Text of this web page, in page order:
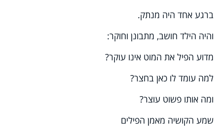
ברגע אחד היה מנתק.
והיה הילד חושב, מתבונן וחוקר:
מדוע הפיל את המוט אינו עוקר?
למה עומד לו כאן בחצר?
ומה אותו פשוט עוצר?
שמע הקושיה מאמן הפילים